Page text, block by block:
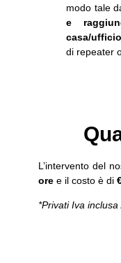
modo tale
e
casa/ufficio
di repeater
L’intervento del
oree il costo è di
*Privati Iva